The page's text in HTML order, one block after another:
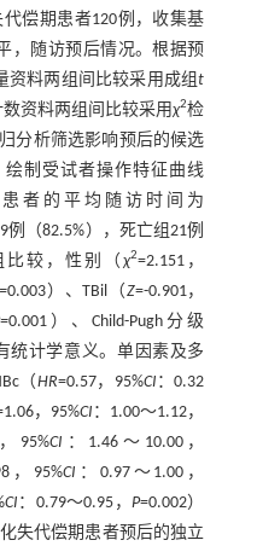
偿期患者120例，收集基
，随访预后情况。根据预
资料两组间比较采用成组t
资料两组间比较采用χ2检
分析筛选影响预后的候选
制受试者操作特征曲线
者的平均随访时间为
例（82.5%），死亡组21例
比较，性别（χ2=2.151，
0.003）、TBil（Z=-0.901，
0.001）、Child-Pugh分级
统计学意义。单因素及多
（HR=0.57，95%CI ：0.32
，95%CI ：1.00～1.12，
95%CI ：1.46～10.00，
，95%CI ：0.97～1.00，
CI ：0.79～0.95，P=0.002）
失代偿期患者预后的独立